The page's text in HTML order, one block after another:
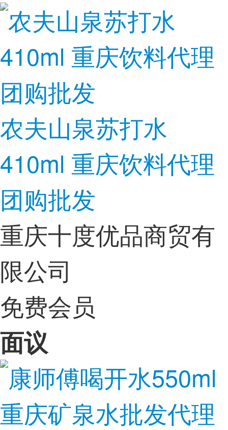
农夫山泉苏打水
410ml 重庆饮料代理
团购批发
重庆十度优品商贸有
限公司
免费会员
面议